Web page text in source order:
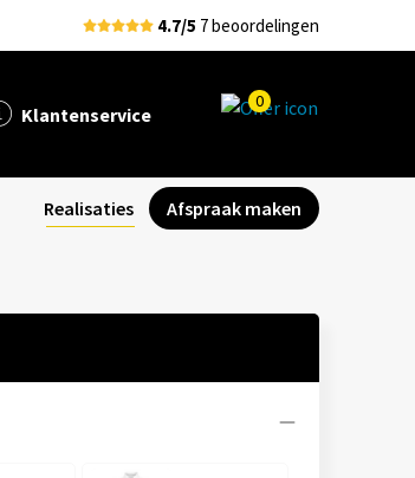
4.7/5 7 beoordelingen
Klantenservice
0
Realisaties Afspraak maken